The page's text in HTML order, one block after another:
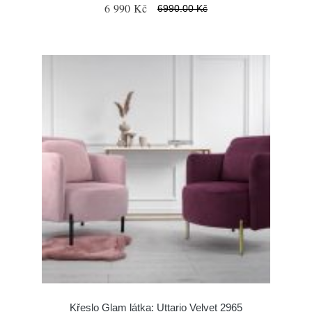
6 990 Kč 6990.00 Kč
Křeslo Glam látka: Uttario Velvet 2965